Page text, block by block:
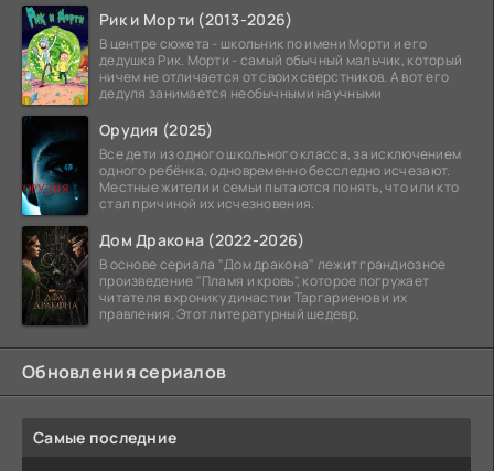
Рик и Морти (2013-2026)
В центре сюжета - школьник по имени Морти и его
дедушка Рик. Морти - самый обычный мальчик, который
ничем не отличается от своих сверстников. А вот его
дедуля занимается необычными научными
Орудия (2025)
Все дети из одного школьного класса, за исключением
одного ребёнка, одновременно бесследно исчезают.
Местные жители и семьи пытаются понять, что или кто
стал причиной их исчезновения.
Дом Дракона (2022-2026)
В основе сериала "Дом дракона" лежит грандиозное
произведение "Пламя и кровь", которое погружает
читателя в хронику династии Таргариенов и их
правления. Этот литературный шедевр,
Обновления сериалов
Самые последние